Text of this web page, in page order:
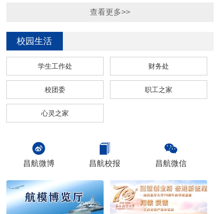
查看更多>>
校园生活
学生工作处 财务处
校团委 职工之家
心灵之家

昌航微博

昌航校报

昌航微信